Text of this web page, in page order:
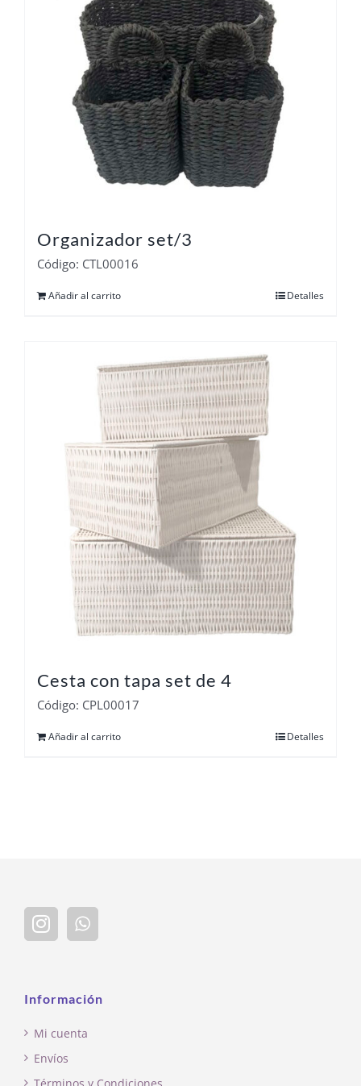
Organizador set/3
Código: CTL00016
Añadir al carrito Detalles
Cesta con tapa set de 4
Código: CPL00017
Añadir al carrito Detalles
Información
Mi cuenta
Envíos